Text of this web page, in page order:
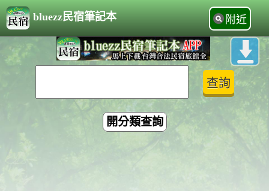
bluezz民宿筆記本 附近
開分類查詢